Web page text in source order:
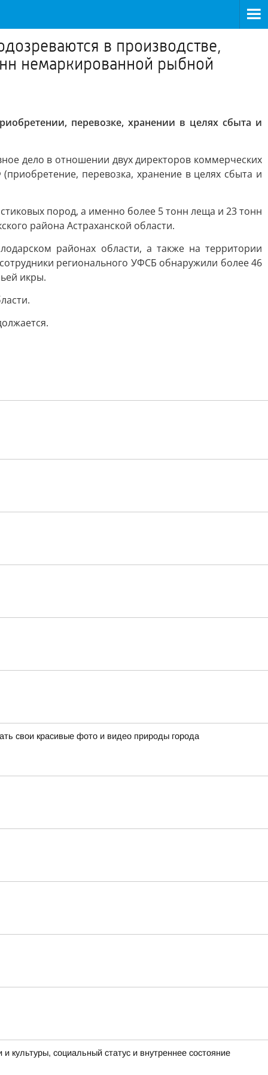
в производстве,
немаркированной рыбной
перевозке, хранении в целях сбыта и
дело в отношении двух директоров коммерческих
перевозка, хранение в целях сбыта и
пород, а именно более 5 тонн леща и 23 тонн
района Астраханской области.
районах области, а также на территории
регионального УФСБ обнаружили более 46
икры.
свои красивые фото и видео природы города
культуры, социальный статус и внутреннее состояние